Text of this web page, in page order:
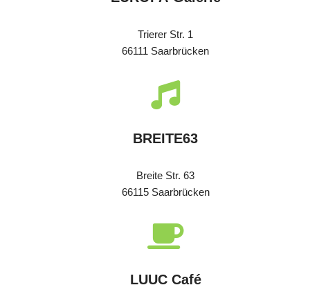
Trierer Str. 1
66111 Saarbrücken
BREITE63
Breite Str. 63
66115 Saarbrücken
LUUC Café